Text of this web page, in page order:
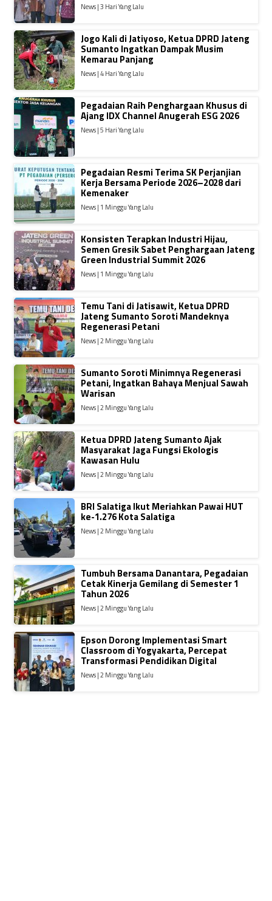
News | 3 Hari Yang Lalu
Jogo Kali di Jatiyoso, Ketua DPRD Jateng
Sumanto Ingatkan Dampak Musim
Kemarau Panjang
News | 4 Hari Yang Lalu
Pegadaian Raih Penghargaan Khusus di
Ajang IDX Channel Anugerah ESG 2026
News | 5 Hari Yang Lalu
Pegadaian Resmi Terima SK Perjanjian
Kerja Bersama Periode 2026–2028 dari
Kemenaker
News | 1 Minggu Yang Lalu
Konsisten Terapkan Industri Hijau,
Semen Gresik Sabet Penghargaan Jateng
Green Industrial Summit 2026
News | 1 Minggu Yang Lalu
Temu Tani di Jatisawit, Ketua DPRD
Jateng Sumanto Soroti Mandeknya
Regenerasi Petani
News | 2 Minggu Yang Lalu
Sumanto Soroti Minimnya Regenerasi
Petani, Ingatkan Bahaya Menjual Sawah
Warisan
News | 2 Minggu Yang Lalu
Ketua DPRD Jateng Sumanto Ajak
Masyarakat Jaga Fungsi Ekologis
Kawasan Hulu
News | 2 Minggu Yang Lalu
BRI Salatiga Ikut Meriahkan Pawai HUT
ke-1.276 Kota Salatiga
News | 2 Minggu Yang Lalu
Tumbuh Bersama Danantara, Pegadaian
Cetak Kinerja Gemilang di Semester 1
Tahun 2026
News | 2 Minggu Yang Lalu
Epson Dorong Implementasi Smart
Classroom di Yogyakarta, Percepat
Transformasi Pendidikan Digital
News | 2 Minggu Yang Lalu